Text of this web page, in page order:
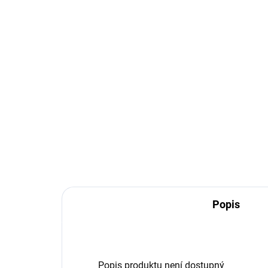
Popis
Popis produktu není dostupný